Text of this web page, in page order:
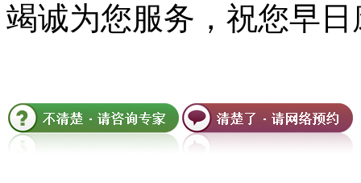
竭诚为您服务，祝您早日